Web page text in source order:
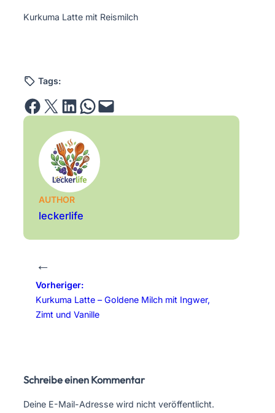
Kurkuma Latte mit Reismilch
Tags:
Share on Facebook Email this Page Share on LinkedIn Share on WhatsApp Email this Page
AUTHOR
leckerlife
←
Vorheriger:
Kurkuma Latte – Goldene Milch mit Ingwer,
Zimt und Vanille
Schreibe einen Kommentar
Deine E-Mail-Adresse wird nicht veröffentlicht.